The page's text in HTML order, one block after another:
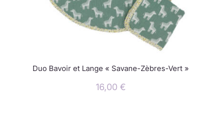
Duo Bavoir et Lange « Savane-Zèbres-Vert »
16,00 €